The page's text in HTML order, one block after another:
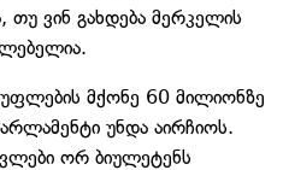
თუ ვინ გახდება მერკელის
მქონე 60 მილიონზე
უნდა აირჩიოს.
ორ ბიულეტენს